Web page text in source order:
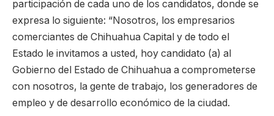
participación de cada uno de los candidatos, donde se
expresa lo siguiente: “Nosotros, los empresarios
comerciantes de Chihuahua Capital y de todo el
Estado le invitamos a usted, hoy candidato (a) al
Gobierno del Estado de Chihuahua a comprometerse
con nosotros, la gente de trabajo, los generadores de
empleo y de desarrollo económico de la ciudad.